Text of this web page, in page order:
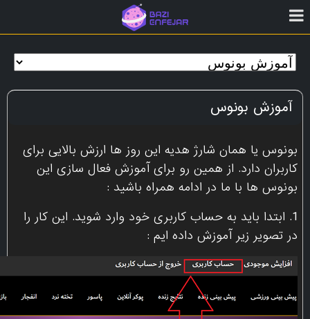
آموزش بونوس
بونوس یا همان شارژ هدیه این روز ها ارزش بالایی برای
کاربران دارد. از همین رو برای آموزش فعال سازی این
بونوس ها با ما در ادامه همراه باشید :
1. ابتدا باید به حساب کاربری خود وارد شوید. این کار را
در تصویر زیر آموزش داده ایم :